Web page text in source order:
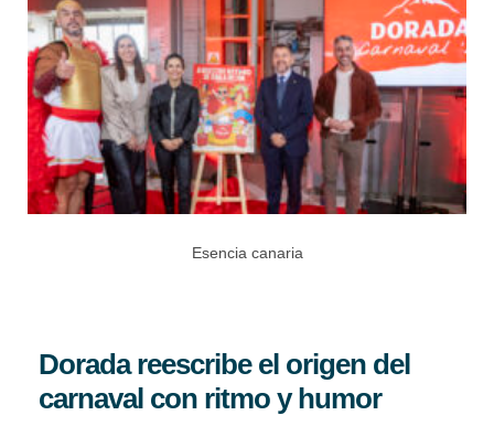
Esencia canaria
Dorada reescribe el origen del
carnaval con ritmo y humor